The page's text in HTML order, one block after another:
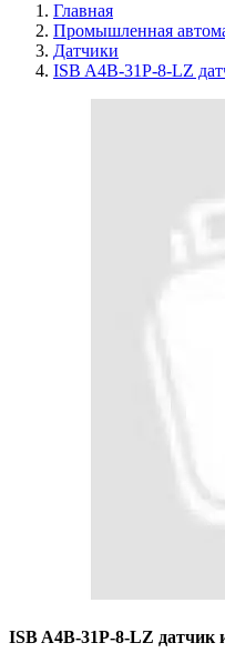
Главная
Промышленная
Датчики
ISB A4B-31P-8-LZ
ISB A4B-31P-8-LZ датчик